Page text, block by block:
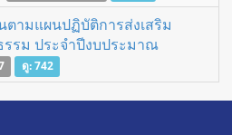
ตามแผนปฏิบัติการส่งเสริม
รม ประจำปีงบประมาณ
ดู: 742